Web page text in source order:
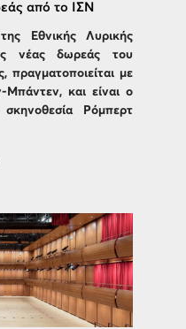
από το ΙΣΝ
Εθνικής Λυρικής
νέας δωρεάς του
πραγματοποιείται με
και είναι ο
Ρόμπερτ